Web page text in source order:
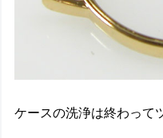
ケースの洗浄は終わって